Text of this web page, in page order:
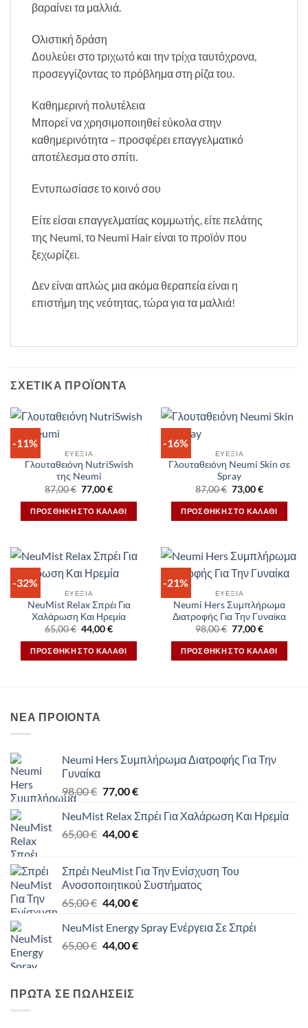
βαραίνει τα μαλλιά.
Ολιστική δράση
Δουλεύει στο τριχωτό και την τρίχα ταυτόχρονα,
προσεγγίζοντας το πρόβλημα στη ρίζα του.
Καθημερινή πολυτέλεια
Μπορεί να χρησιμοποιηθεί εύκολα στην
καθημερινότητα – προσφέρει επαγγελματικό
αποτέλεσμα στο σπίτι.
Εντυπωσίασε το κοινό σου
Είτε είσαι επαγγελματίας κομμωτής, είτε πελάτης
της Neumi, το Neumi Hair είναι το προϊόν που
ξεχωρίζει.
Δεν είναι απλώς μια ακόμα θεραπεία είναι η
επιστήμη της νεότητας, τώρα για τα μαλλιά!
ΣΧΕΤΙΚΆ ΠΡΟΪΌΝΤΑ
-11%
ΕΥΕΞΙΑ
Γλουταθειόνη NutriSwish
της Neumi
87,00€ Original
price
was:
87,00 €.
77,00€Η
τιμή
είναι:
77,00 €.
ΠΡΟΣΘΉΚΗ ΣΤΟ ΚΑΛΆΘΙ
-16%
ΕΥΕΞΙΑ
Γλουταθειόνη Neumi Skin σε
Spray
87,00€ Original
price
was:
87,00 €.
73,00€Η
τιμή
είναι:
73,00 €.
ΠΡΟΣΘΉΚΗ ΣΤΟ ΚΑΛΆΘΙ
-32%
ΕΥΕΞΙΑ
NeuMist Relax Σπρέι Για
Χαλάρωση Και Ηρεμία
65,00€ Original
price
was:
65,00 €.
44,00€Η
τιμή
είναι:
44,00 €.
ΠΡΟΣΘΉΚΗ ΣΤΟ ΚΑΛΆΘΙ
-21%
ΕΥΕΞΙΑ
Neumi Hers Συμπλήρωμα
Διατροφής Για Την Γυναίκα
98,00€ Original
price
was:
98,00 €.
77,00€Η
τιμή
είναι:
77,00 €.
ΠΡΟΣΘΉΚΗ ΣΤΟ ΚΑΛΆΘΙ
ΝΕΑ ΠΡΟΙΟΝΤΑ
Neumi Hers Συμπλήρωμα Διατροφής Για Την
Γυναίκα
98,00€ Original
was:
98,00 €.
77,00€Η
τιμή
είναι:
NeuMist Relax Σπρέι Για Χαλάρωση Και Ηρεμία
65,00€ Original
65,00 €.
44,00€Η
είναι:
44,00 €.
Σπρέι NeuMist Για Την Ενίσχυση Του
Ανοσοποιητικού Συστήματος
65,00€ Original
was:
65,00 €.
44,00€Η
τιμή
είναι:
NeuMist Energy Spray Ενέργεια Σε Σπρέι
65,00€ Original
65,00 €.
44,00€Η
ΠΡΩΤΑ ΣΕ ΠΩΛΗΣΕΙΣ